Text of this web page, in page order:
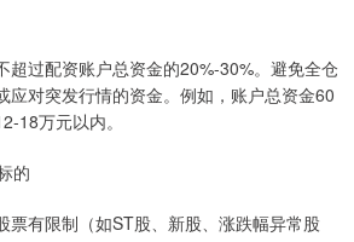
超过配资账户总资金的20%-30%。避免全仓
应对突发行情的资金。例如，账户总资金60
18万元以内。
的
票有限制（如ST股、新股、涨跌幅异常股